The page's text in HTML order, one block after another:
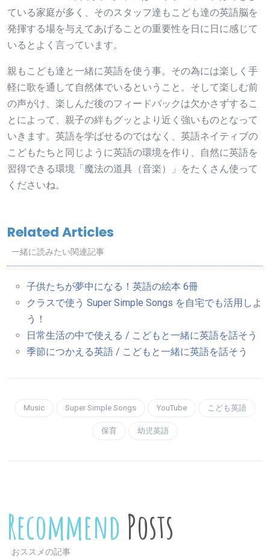
ている家庭が多く、そのスタッフ達もこども達の英語脳を
発揮する場を与えてあげることの重要性を日に日に感じて
いるとよく言っています。
親もこども達と一緒に英語を使う事。その為には楽しく手
軽に歌を通して自然体でいるということ。そして楽しむ前
の声がけ、楽しんだ後のフィードバックは欠かさずするこ
とによって、親子の絆もグッとより近く強いものとなって
いきます。英語を学ばせるのではなく、英語ネイティブの
こどもたちと同じように英語の環境を作り、自然に英語を
習得できる環境「魔法の道具（音楽）」をたくさん使って
くださいね。
Related Articles
一緒に読みたい関連記事
子供たちが夢中になる！英語の絵本 6冊
クラスで使う Super Simple Songs を自宅でも活用しよ
う！
日常生活の中で使える / こどもと一緒に英語を話そう
季節につかえる英語 / こどもと一緒に英語を話そう
Music Super Simple Songs YouTube こども英語
保育 幼児英語
Recommend Posts
おススメの記事